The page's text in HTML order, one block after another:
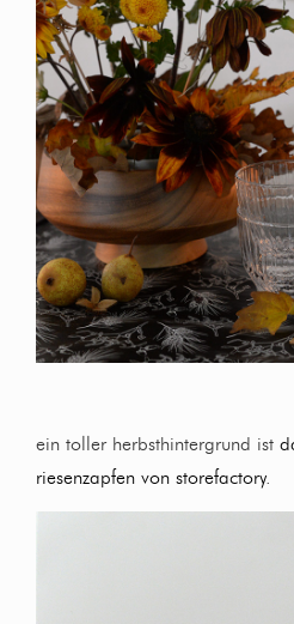
ein toller herbsthintergrund ist
riesenzapfen von storefactory.